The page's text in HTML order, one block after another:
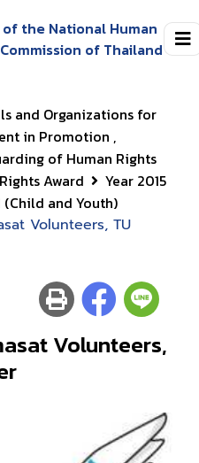
the National Human
of Thailand
and Organizations for
in Promotion ,
of Human Rights
Award
Year 2015
(Child and Youth)
Volunteers, TU
Volunteers,